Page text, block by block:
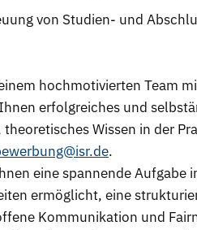
von Studien- und
hochmotivierten Team
erfolgreiches und
Wissen in der
.
eine spannende Aufgabe
ermöglicht, eine
Kommunikation und